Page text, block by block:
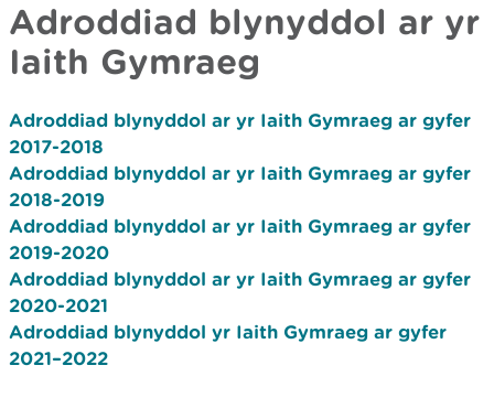
Adroddiad blynyddol ar yr
Iaith Gymraeg
Adroddiad blynyddol ar yr Iaith Gymraeg ar gyfer
2017-2018
Adroddiad blynyddol ar yr Iaith Gymraeg ar gyfer
2018-2019
Adroddiad blynyddol ar yr Iaith Gymraeg ar gyfer
2019-2020
Adroddiad blynyddol ar yr Iaith Gymraeg ar gyfer
2020-2021
Adroddiad blynyddol yr Iaith Gymraeg ar gyfer
2021–2022